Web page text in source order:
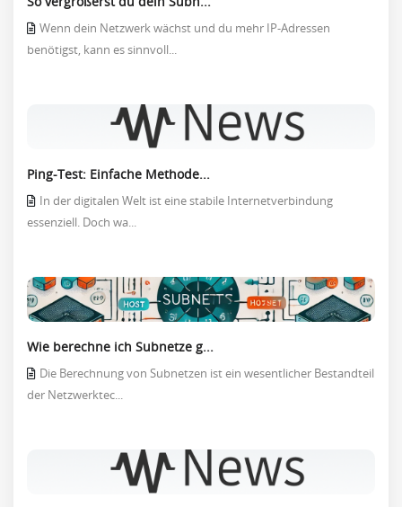
Wenn dein Netzwerk wächst und du mehr IP-Adressen
benötigst, kann es sinnvoll...
Ping-Test: Einfache Methode...
In der digitalen Welt ist eine stabile Internetverbindung
essenziell. Doch wa...
Wie berechne ich Subnetze g...
Die Berechnung von Subnetzen ist ein wesentlicher Bestandteil
der Netzwerktec...